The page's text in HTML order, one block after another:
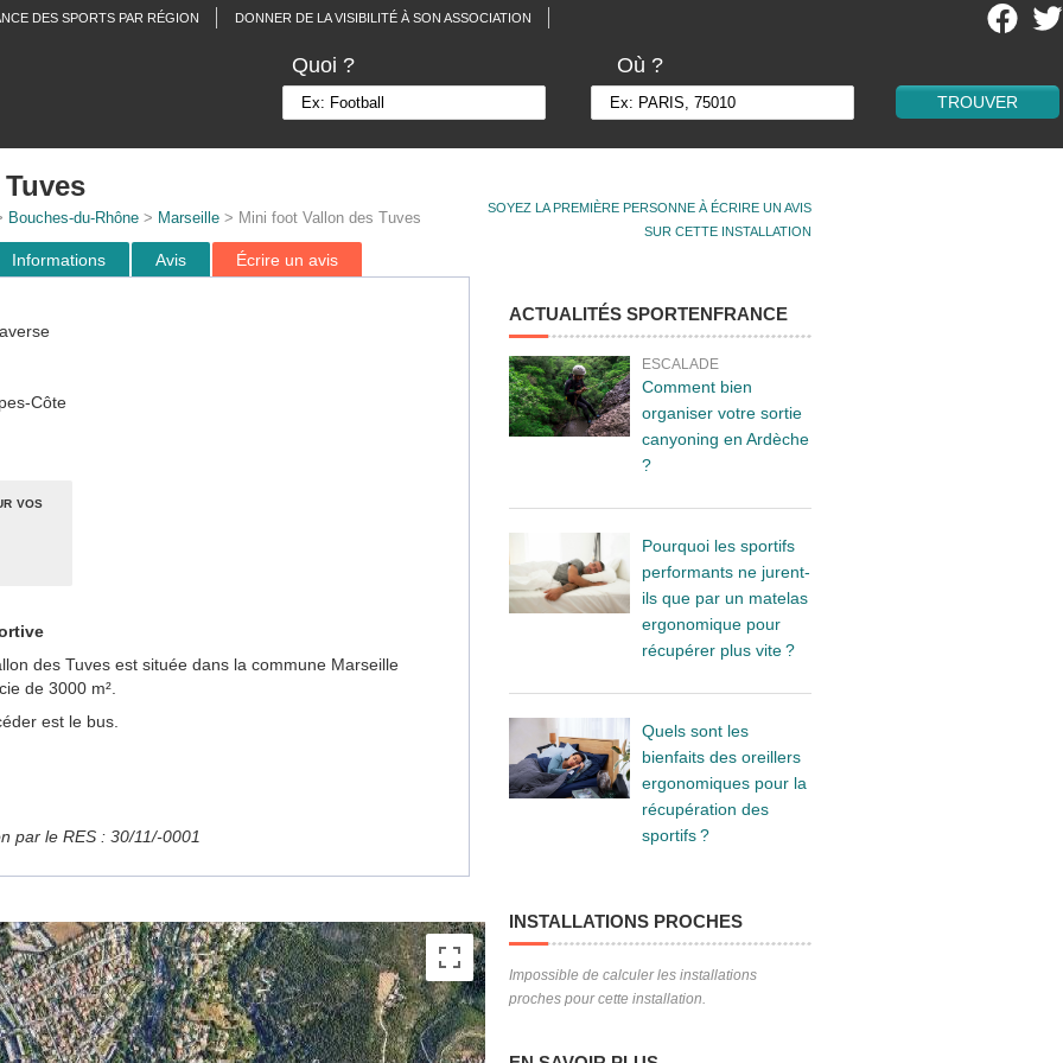
DES SPORTS PAR RÉGION DONNER DE LA VISIBILITÉ À SON ASSOCIATION
Quoi ? Où ?
SOYEZ LA PREMIÈRE PERSONNE À ÉCRIRE UN AVIS
SUR CETTE INSTALLATION
Bouches-du-Rhône> Marseille> Mini foot Vallon des Tuves
Informations Avis Écrire un avis
Côte
vos
des Tuves est située dans la commune Marseille
de 3000 m².
est le bus.
par le RES : 30/11/-0001
ACTUALITÉS SPORTENFRANCE
ESCALADE
Comment bien
organiser votre sortie
canyoning en Ardèche
?
Pourquoi les sportifs
performants ne jurent-
ils que par un matelas
ergonomique pour
récupérer plus vite ?
Quels sont les
bienfaits des oreillers
ergonomiques pour la
récupération des
sportifs ?
INSTALLATIONS PROCHES
Impossible de calculer les installations
proches pour cette installation.